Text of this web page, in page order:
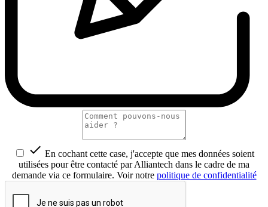
 En cochant cette case, j'accepte que mes données soient
utilisées pour être contacté par Alliantech dans le cadre de ma
demande via ce formulaire. Voir notre politique de confidentialité